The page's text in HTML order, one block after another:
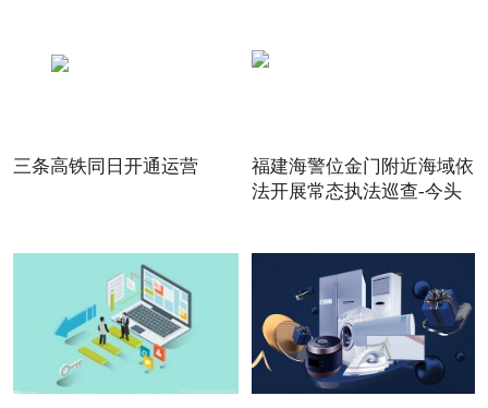
三条高铁同日开通运营
福建海警位金门附近海域依
法开展常态执法巡查-今头